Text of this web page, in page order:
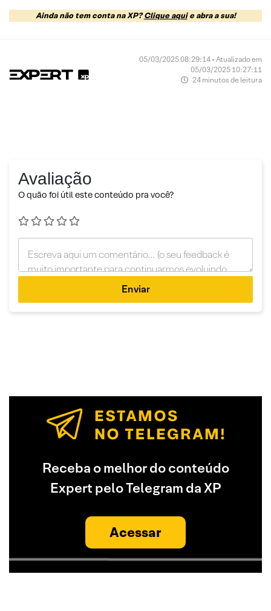
Ainda não tem conta na XP?Clique aquie abra a sua!
05/03/2025 08:29:14 • Atualizado em
05/03/2025 10:27:11
24 minutos de leitura
Avaliação
O quão foi útil este conteúdo pra você?
Enviar
Receba o melhor do conteúdo
Expert pelo Telegram da XP
Acessar